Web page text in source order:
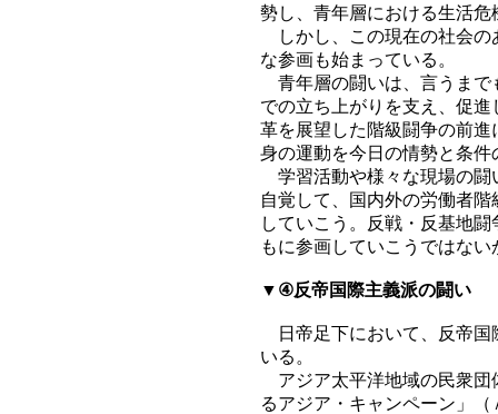
勢し、青年層における生活
しかし、この現在の社会の
な参画も始まっている。
青年層の闘いは、言うまで
での立ち上がりを支え、促
革を展望した階級闘争の前
身の運動を今日の情勢と条
学習活動や様々な現場の闘
自覚して、国内外の労働者
していこう。反戦・反基地
もに参画していこうではない
▼④反帝国際主義派の闘い
日帝足下において、反帝国
いる。
アジア太平洋地域の民衆団
るアジア・キャンペーン」